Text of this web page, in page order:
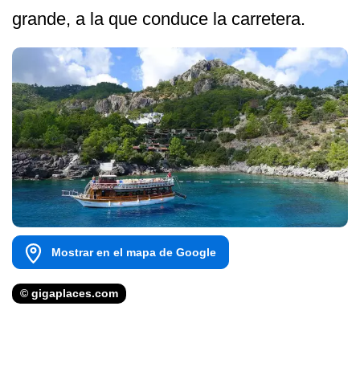
grande, a la que conduce la carretera.
Mostrar en el mapa de Google
© gigaplaces.com